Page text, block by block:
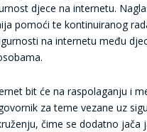
djece na internetu.
pomoći te kontinuiranog
na internetu među
bit će na raspolaganju i
za teme vezane uz
čime se dodatno jača